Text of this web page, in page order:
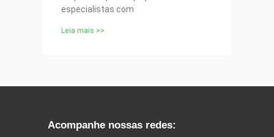
especialistas com
Leia mais >>
Acompanhe nossas redes: